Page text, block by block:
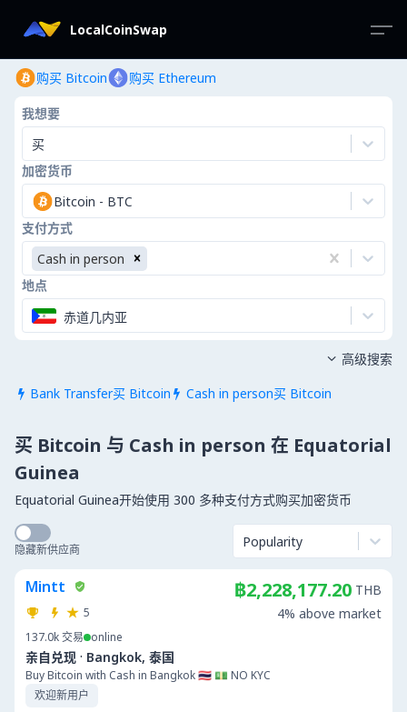
LocalCoinSwap
购买 Bitcoin 购买 Ethereum
我想要
买
加密货币
Bitcoin - BTC
支付方式
Cash in person
地点
赤道几内亚
 Bank Transfer买 Bitcoin  Cash in person买 Bitcoin
 高级搜索
买 Bitcoin 与 Cash in person 在 Equatorial
Guinea
Equatorial Guinea开始使用 300 多种支付方式购买加密货币
隐藏新供应商 Popularity
Mintt
5
137.0k交易 online
亲自兑现 · Bangkok, 泰国
Buy Bitcoin with Cash in Bangkok 🇹🇭 💵 NO KYC
欢迎新用户
฿2,228,177.20 THB
4% above market